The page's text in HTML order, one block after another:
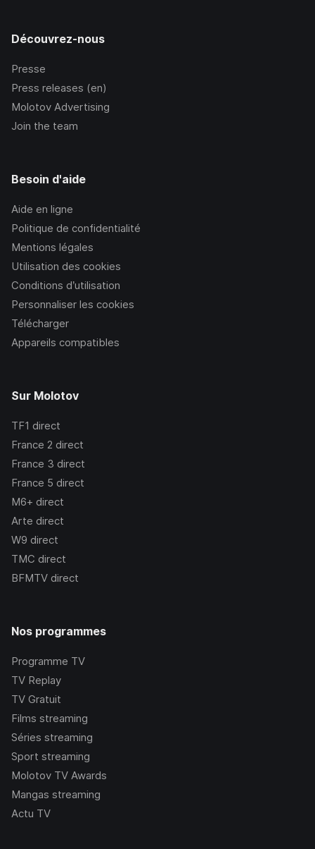
Découvrez-nous
Presse
Press releases (en)
Molotov Advertising
Join the team
Besoin d'aide
Aide en ligne
Politique de confidentialité
Mentions légales
Utilisation des cookies
Conditions d’utilisation
Personnaliser les cookies
Télécharger
Appareils compatibles
Sur Molotov
TF1 direct
France 2 direct
France 3 direct
France 5 direct
M6+ direct
Arte direct
W9 direct
TMC direct
BFMTV direct
Nos programmes
Programme TV
TV Replay
TV Gratuit
Films streaming
Séries streaming
Sport streaming
Molotov TV Awards
Mangas streaming
Actu TV